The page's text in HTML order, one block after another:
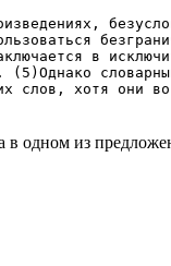
в
(5)Однако
слов, хотя они
в одном из